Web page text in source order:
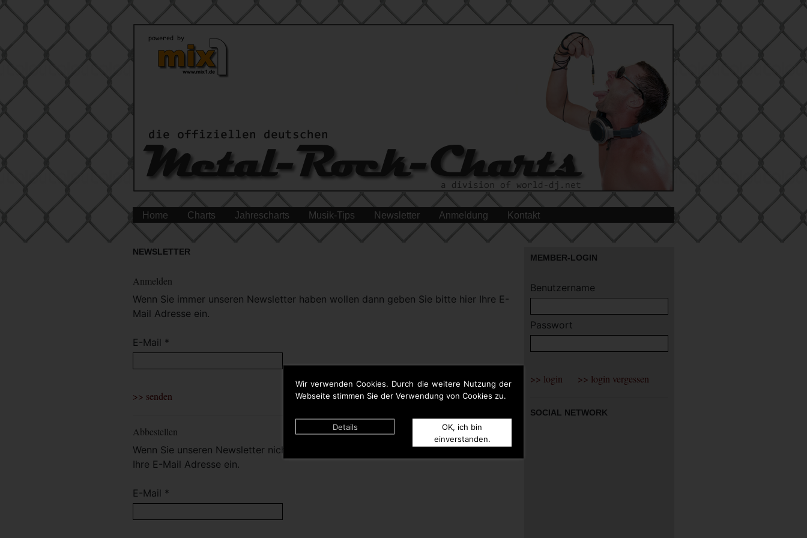
Wir verwenden Cookies. Durch die weitere Nutzung der
Webseite stimmen Sie der Verwendung von Cookies zu.
Details
OK, ich bin
einverstanden.
Home Charts Jahrescharts Musik-Tips Newsletter Anmeldung Kontakt
NEWSLETTER
Anmelden
Wenn Sie immer unseren Newsletter haben wollen dann geben Sie bitte hier Ihre E-
Mail Adresse ein.
E-Mail *
Abbestellen
Wenn Sie unseren Newsletter nicht mehr haben wollen dann geben Sie bitte hier
Ihre E-Mail Adresse ein.
E-Mail *
MEMBER-LOGIN
Benutzername
Passwort
SOCIAL NETWORK